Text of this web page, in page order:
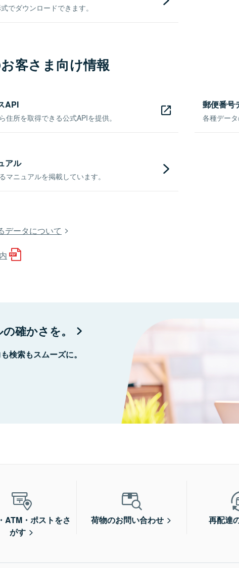
でダウンロードできます。
客さま向け情報
API
所を取得できる公式APIを提供。
郵便番号
各種デー
アル
ニュアルを掲載しています。
データについて
確かさを。
検索もスムーズに。
ATM・ポストをさ
がす
荷物のお問い合わせ 再配達